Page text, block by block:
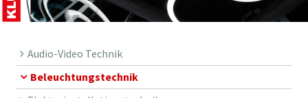
Audio-Video Technik
Beleuchtungstechnik